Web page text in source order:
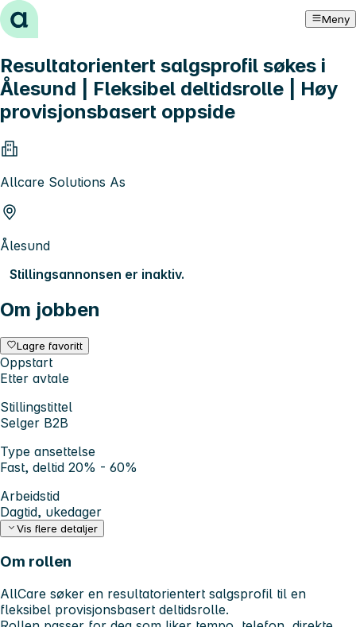
Hopp til innhold Meny
Resultatorientert salgsprofil søkes i
Ålesund | Fleksibel deltidsrolle | Høy
provisjonsbasert oppside
Allcare Solutions As
Ålesund
Stillingsannonsen er inaktiv.
Om jobben
Lagre favoritt
Oppstart
Etter avtale
Stillingstittel
Selger B2B
Type ansettelse
Fast, deltid 20% - 60%
Arbeidstid
Dagtid, ukedager
Vis flere detaljer
Om rollen
AllCare søker en resultatorientert salgsprofil til en
fleksibel provisjonsbasert deltidsrolle.